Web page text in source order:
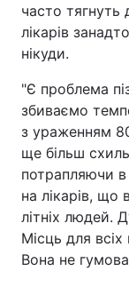
часто тягнуть
лікарів
нікуди.
"Є проблема
збиваємо
з ураженням
ще більш
потрапляючи в
на лікарів,
літніх людей.
Місць для всіх
Вона не